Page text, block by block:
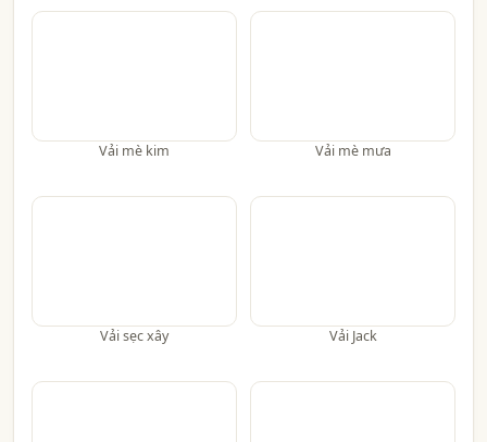
Vải mè kim Vải mè mưa
Vải sẹc xây Vải Jack